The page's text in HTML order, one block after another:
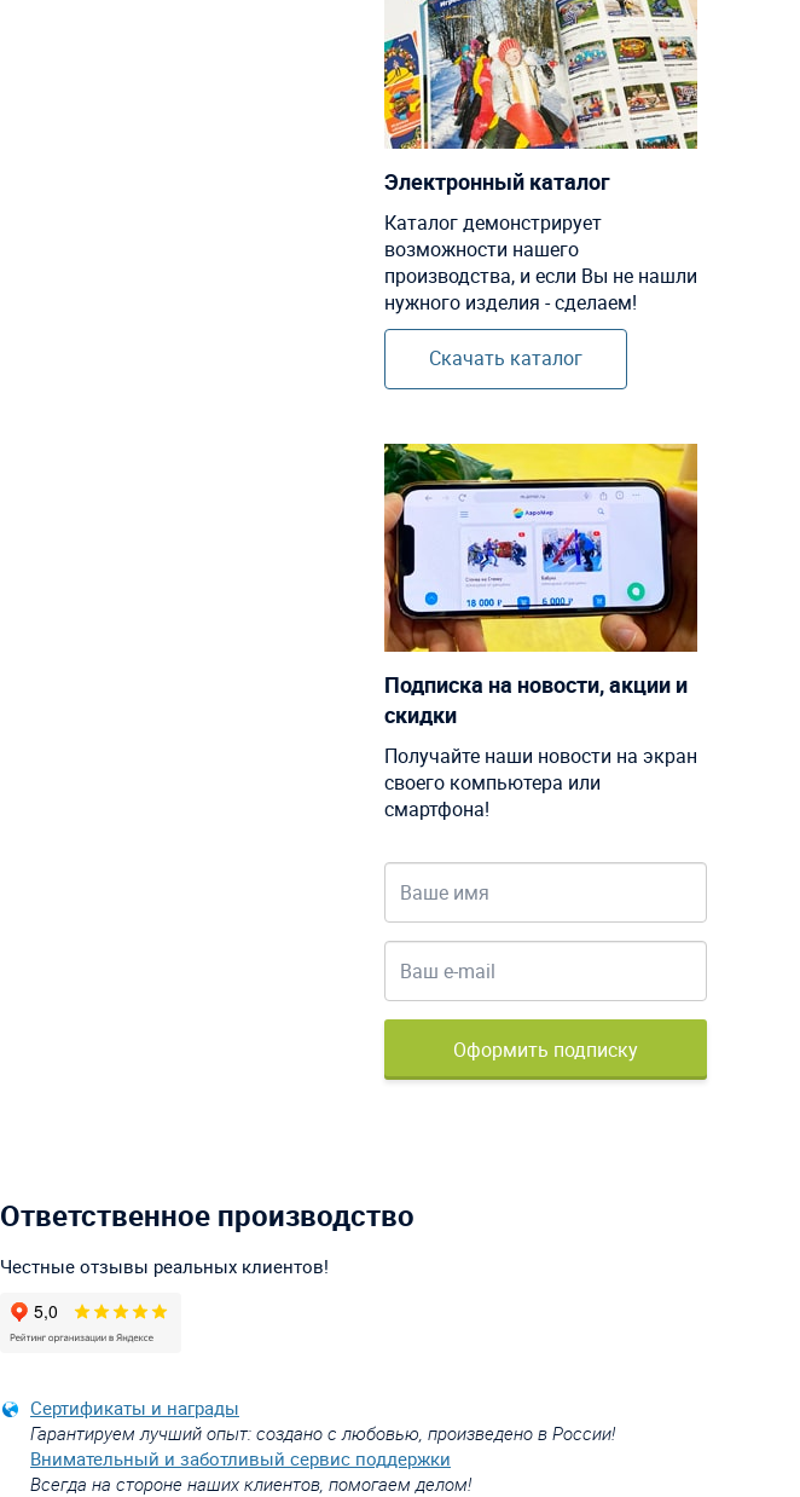
Электронный каталог
Каталог демонстрирует
возможности нашего
производства, и если Вы не нашли
нужного изделия - сделаем!
Скачать каталог
Подписка на новости, акции и
скидки
Получайте наши новости на экран
своего компьютера или
смартфона!
Оформить подписку
Ответственное производство
Честные отзывы реальных клиентов!
Сертификаты и награды
Гарантируем лучший опыт: создано с любовью, произведено в России!
Внимательный и заботливый сервис поддержки
Всегда на стороне наших клиентов, помогаем делом!